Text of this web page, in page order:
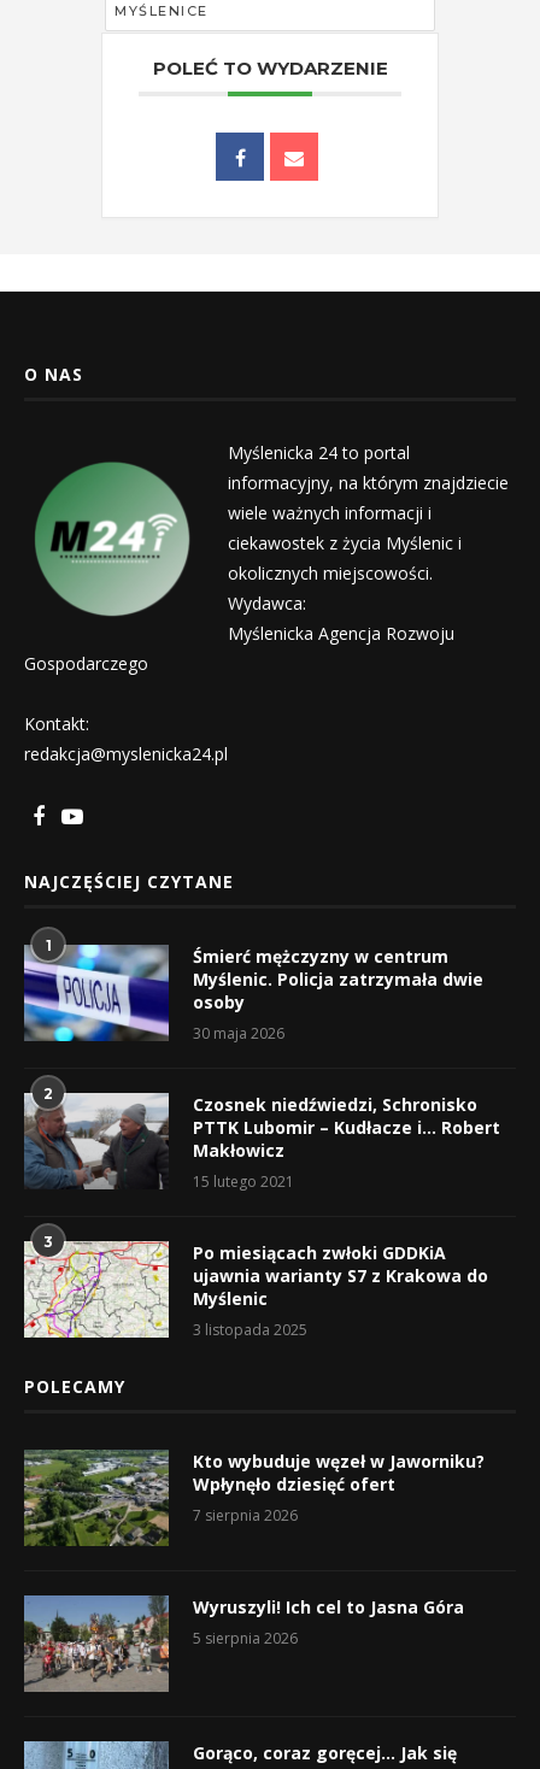
MYŚLENICE
POLEĆ TO WYDARZENIE
O NAS
Myślenicka 24 to portal
informacyjny, na którym znajdziecie
wiele ważnych informacji i
ciekawostek z życia Myślenic i
okolicznych miejscowości.
Wydawca:
Myślenicka Agencja Rozwoju
Gospodarczego
Kontakt:
redakcja@myslenicka24.pl
NAJCZĘŚCIEJ CZYTANE
1
Śmierć mężczyzny w centrum
Myślenic. Policja zatrzymała dwie
osoby
30 maja 2026
2
Czosnek niedźwiedzi, Schronisko
PTTK Lubomir – Kudłacze i… Robert
Makłowicz
15 lutego 2021
3
Po miesiącach zwłoki GDDKiA
ujawnia warianty S7 z Krakowa do
Myślenic
3 listopada 2025
POLECAMY
Kto wybuduje węzeł w Jaworniku?
Wpłynęło dziesięć ofert
7 sierpnia 2026
Wyruszyli! Ich cel to Jasna Góra
5 sierpnia 2026
Gorąco, coraz goręcej… Jak się